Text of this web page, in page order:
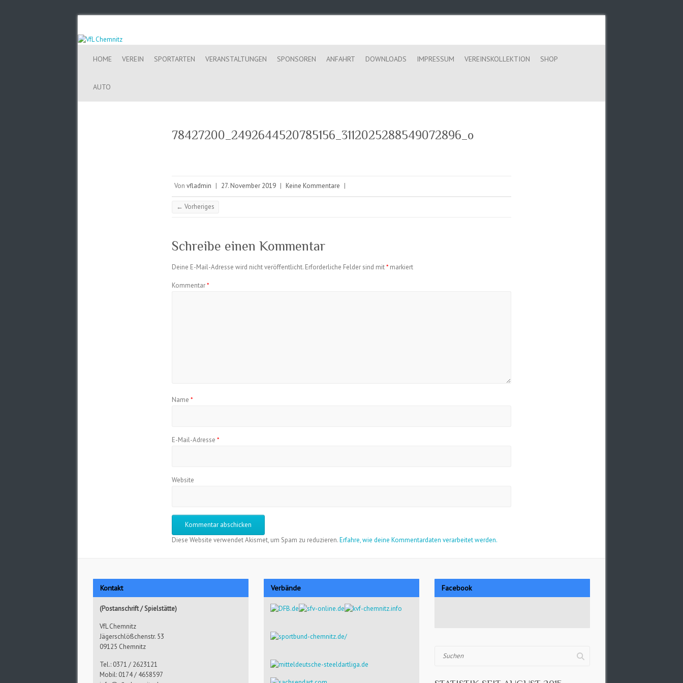
HOME VEREIN SPORTARTEN VERANSTALTUNGEN SPONSOREN ANFAHRT DOWNLOADS IMPRESSUM VEREINSKOLLEKTION SHOP
AUTO
78427200_2492644520785156_3112025288549072896_o
Von vfladmin | 27. November 2019 | Keine Kommentare |
← Vorheriges
Schreibe einen Kommentar
Deine E-Mail-Adresse wird nicht veröffentlicht. Erforderliche Felder sind mit* markiert
Kommentar*
Name *
E-Mail-Adresse *
Website
Diese Website verwendet Akismet, um Spam zu reduzieren.Erfahre, wie deine Kommentardaten verarbeitet werden.
Kontakt
(Postanschrift / Spielstätte)
VfL Chemnitz
Jägerschlößchenstr. 53
09125 Chemnitz
Tel.: 0371 / 2623121
Mobil: 0174 / 4658597
Verbände Facebook